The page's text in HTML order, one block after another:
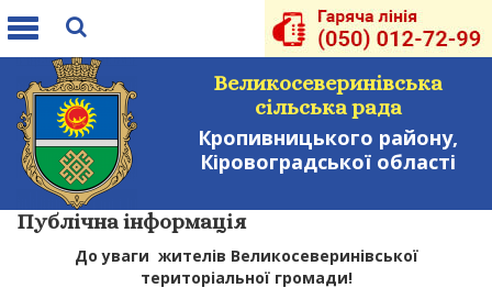
Toggle
Великосеверинівська
сільська рада
Кропивницького району,
Кіровоградської області
Публічна інформація
До уваги жителів Великосеверинівської
територіальної громади!